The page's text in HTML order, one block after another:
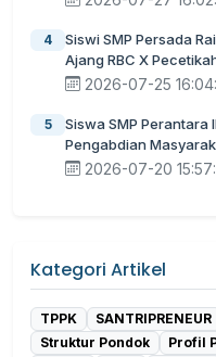
4
Siswi SMP Persada
Ajang RBC X
2026-07-25
5
Siswa SMP Perantara
Pengabdian
2026-07-20
Kategori Artikel
TPPK SANTRIPRENEUR
Struktur Pondok
Profil